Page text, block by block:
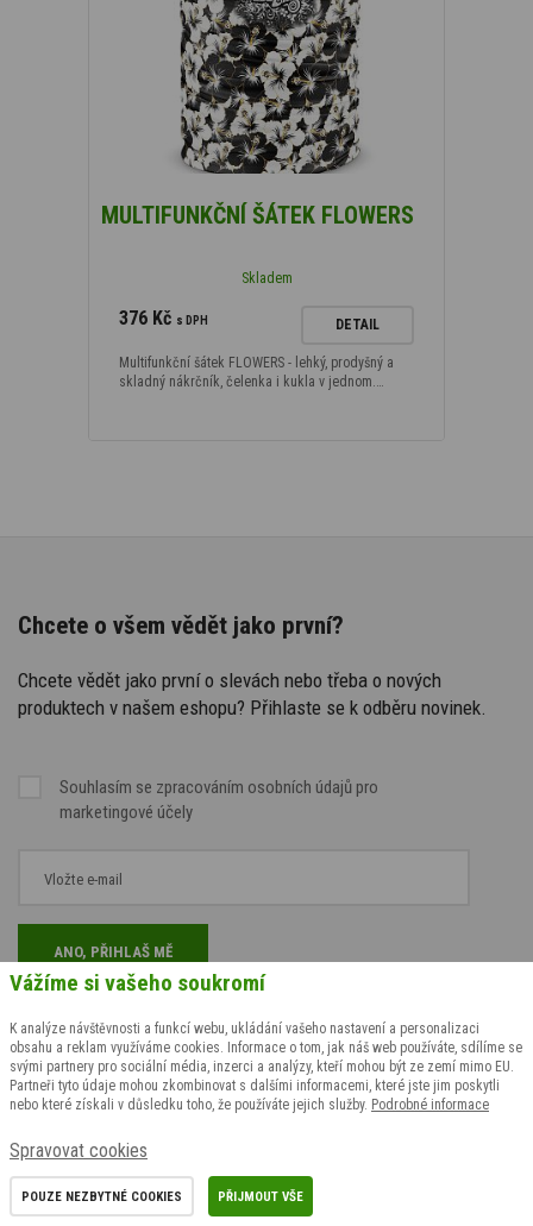
MULTIFUNKČNÍ ŠÁTEK FLOWERS
Skladem
376 Kč s DPH DETAIL
Multifunkční šátek FLOWERS - lehký, prodyšný a
skladný nákrčník, čelenka i kukla v jednom.…
Chcete o všem vědět jako první?
Chcete vědět jako první o slevách nebo třeba o nových
produktech v našem eshopu? Přihlaste se k odběru novinek.
Souhlasím se zpracováním osobních údajů pro
marketingové účely
Opravdu české
Prvotřídní
Vážíme si vašeho soukromí
K analýze návštěvnosti a funkcí webu, ukládání vašeho nastavení a personalizaci
obsahu a reklam využíváme cookies. Informace o tom, jak náš web používáte, sdílíme se
svými partnery pro sociální média, inzerci a analýzy, kteří mohou být ze zemí mimo EU.
Partneři tyto údaje mohou zkombinovat s dalšími informacemi, které jste jim poskytli
nebo které získali v důsledku toho, že používáte jejich služby. Podrobné informace
Spravovat cookies
POUZE NEZBYTNÉ COOKIES PŘIJMOUT VŠE